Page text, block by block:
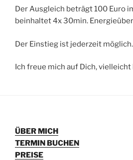
Der Ausgleich beträgt 100 Euro
beinhaltet 4x 30min.
Der Einstieg ist jederzeit möglich.
Ich freue mich auf Dich, vielleicht
ÜBER MICH
TERMIN BUCHEN
PREISE